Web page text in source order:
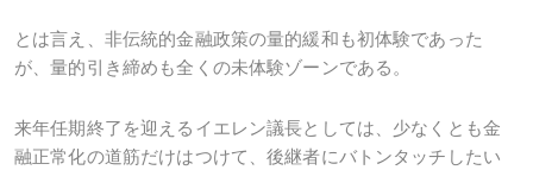
とは言え、非伝統的金融政策の量的緩和も初体験であった
が、量的引き締めも全くの未体験ゾーンである。
来年任期終了を迎えるイエレン議長としては、少なくとも金
融正常化の道筋だけはつけて、後継者にバトンタッチしたい